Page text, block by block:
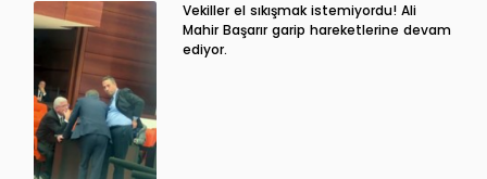
Vekiller el sıkışmak istemiyordu! Ali
Mahir Başarır garip hareketlerine devam
ediyor.